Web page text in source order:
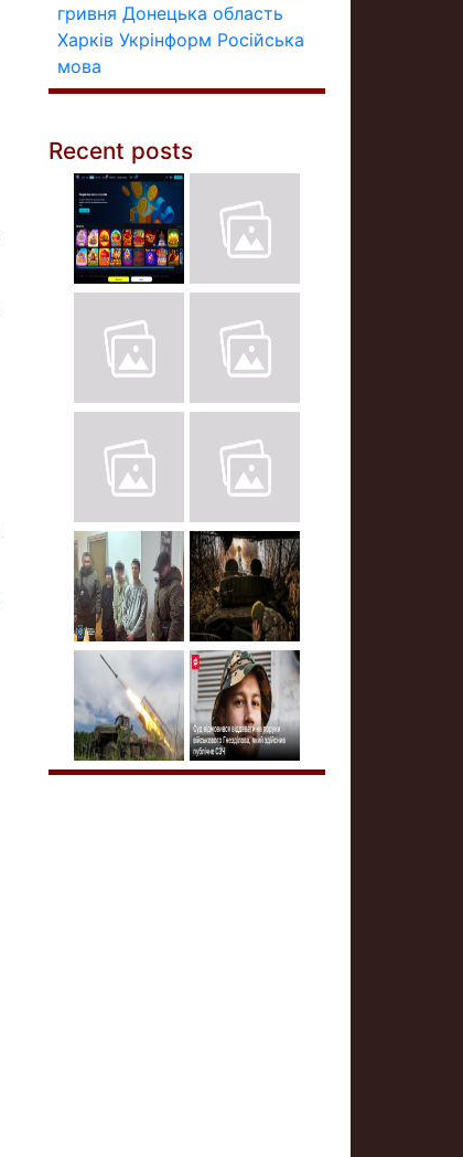
гривня Донецька область
Харків Укрінформ Російська
мова
Recent posts